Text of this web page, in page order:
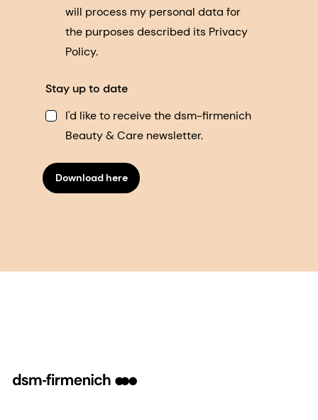
will process my personal data for
the purposes described its Privacy
Policy.
Stay up to date
I'd like to receive the dsm-firmenich
Beauty & Care newsletter.
Download here